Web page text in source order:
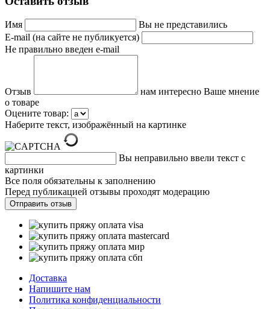
Имя
Вы не представились
E-mail (на сайте не публикуется)
Не правильно введен e-mail
Отзыв
нам интересно Ваше мнение
о товаре
Оцените товар:
Наберите текст, изображённый на картинке
Вы неправильно ввели текст с
картинки
Все поля обязательны к заполнению
Перед публикацией отзывы проходят модерацию
Доставка
Напишите нам
Политика конфиденциальности